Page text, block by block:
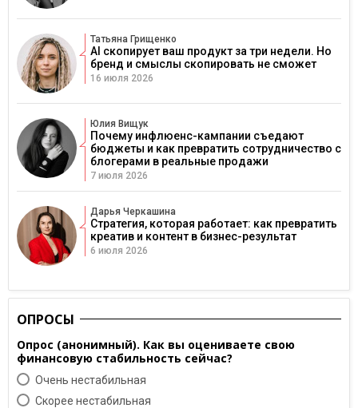
Татьяна Грищенко
AI скопирует ваш продукт за три недели. Но
бренд и смыслы скопировать не сможет
16 июля 2026
Юлия Вищук
Почему инфлюенс-кампании съедают
бюджеты и как превратить сотрудничество с
блогерами в реальные продажи
7 июля 2026
Дарья Черкашина
Стратегия, которая работает: как превратить
креатив и контент в бизнес-результат
6 июля 2026
ОПРОСЫ
Опрос (анонимный). Как вы оцениваете свою
финансовую стабильность сейчас?
Очень нестабильная
Скорее нестабильная